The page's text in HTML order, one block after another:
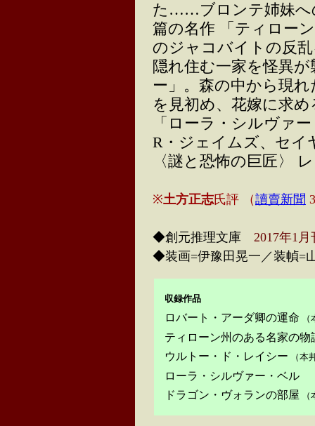
た……ブロンテ姉妹へ
篇の名作 「ティロー
のジャコバイトの反
隠れ住む一家を怪異
ー」。森の中から現
を見初め、花嫁に求
「ローラ・シルヴァ
R・ジェイムズ、セイ
〈謎と恐怖の巨匠〉
※土方正志氏評 （讀賣新聞
◆創元推理文庫 2017年1
◆装画=伊豫田晃一／装幀=
収録作品
ロバート・アーダ卿の運命
ティローン州のある名家の物
ウルトー・ド・レイシー （本
ローラ・シルヴァー・ベル
ドラゴン・ヴォランの部屋